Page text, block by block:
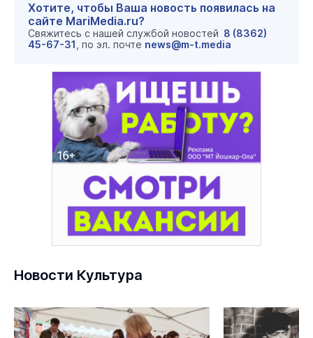
Хотите, чтобы Ваша новость появилась на
сайте MariMedia.ru?
Свяжитесь с нашей службой новостей 8 (8362)
45-67-31 , по эл. почте news@m-t.media
Новости Культура